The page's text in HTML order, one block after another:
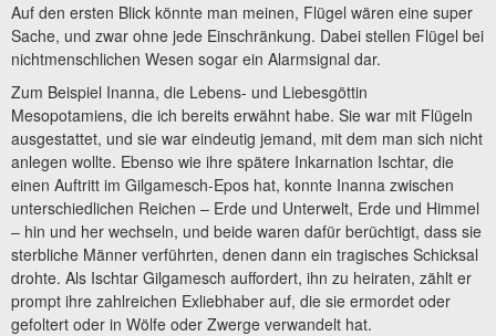
Auf den ersten Blick könnte man meinen, Flügel wären eine super
Sache, und zwar ohne jede Einschränkung. Dabei stellen Flügel bei
nichtmenschlichen Wesen sogar ein Alarmsignal dar.
Zum Beispiel Inanna, die Lebens- und Liebesgöttin
Mesopotamiens, die ich bereits erwähnt habe. Sie war mit Flügeln
ausgestattet, und sie war eindeutig jemand, mit dem man sich nicht
anlegen wollte. Ebenso wie ihre spätere Inkarnation Ischtar, die
einen Auftritt im Gilgamesch-Epos hat, konnte Inanna zwischen
unterschiedlichen Reichen – Erde und Unterwelt, Erde und Himmel
– hin und her wechseln, und beide waren dafür berüchtigt, dass sie
sterbliche Männer verführten, denen dann ein tragisches Schicksal
drohte. Als Ischtar Gilgamesch auffordert, ihn zu heiraten, zählt er
prompt ihre zahlreichen Exliebhaber auf, die sie ermordet oder
gefoltert oder in Wölfe oder Zwerge verwandelt hat.